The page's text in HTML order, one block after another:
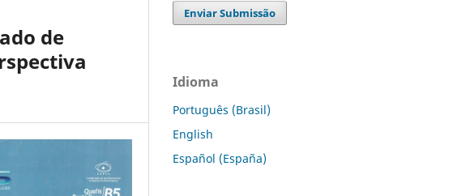
de
Enviar Submissão
Idioma
Português (Brasil)
English
Español (España)